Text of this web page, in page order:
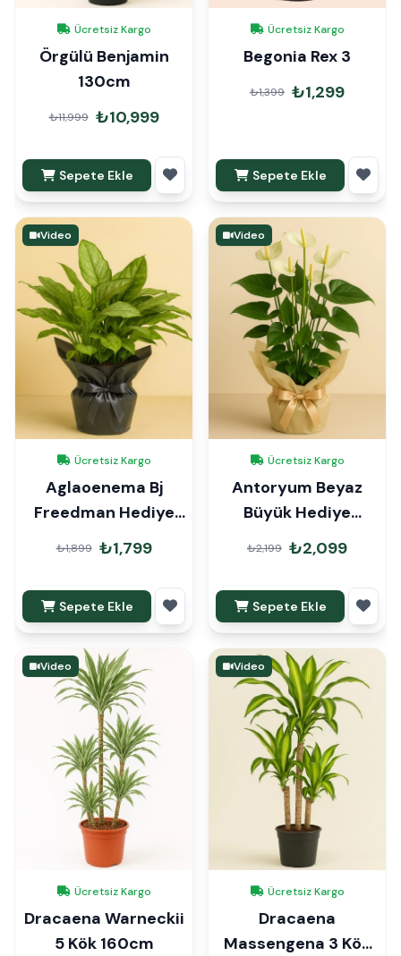
Ücretsiz Kargo
Örgülü Benjamin
130cm
₺11,999 ₺10,999
Sepete Ekle
Ücretsiz Kargo
Begonia Rex 3
₺1,399 ₺1,299
Sepete Ekle
Video
Ücretsiz Kargo
Aglaoenema Bj
Freedman Hediye
Paketli
₺1,899 ₺1,799
Sepete Ekle
Video
Ücretsiz Kargo
Antoryum Beyaz
Büyük Hediye
Paketli
₺2,199 ₺2,099
Sepete Ekle
Video
Ücretsiz Kargo
Dracaena Warneckii
5 Kök 160cm
Video
Ücretsiz Kargo
Dracaena
Massengena 3 Kök